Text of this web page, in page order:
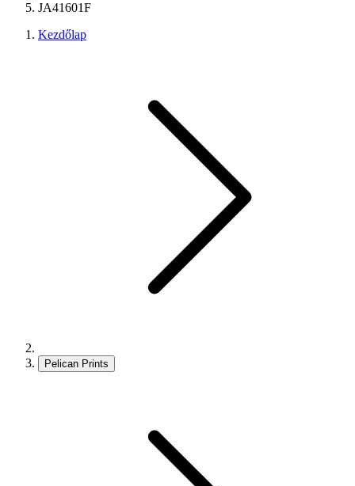
JA41601F
Kezdőlap
Pelican Prints